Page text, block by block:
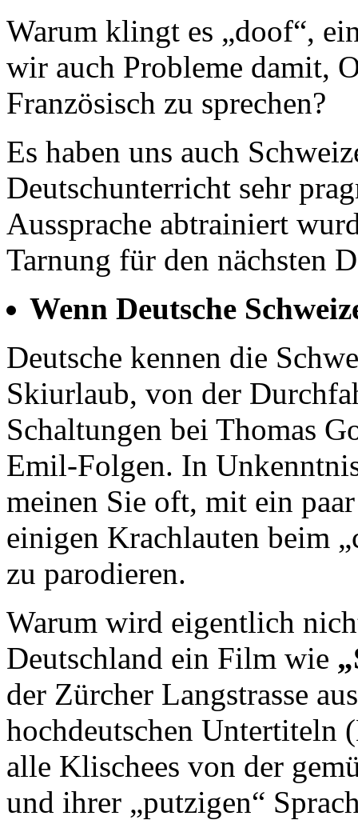
Warum klingt es „doof“,
wir auch Probleme damit,
Französisch zu sprechen?
Es haben uns auch
Deutschunterricht sehr
Aussprache abtrainiert
Tarnung für den nächsten
Wenn Deutsche
Deutsche kennen die
Skiurlaub, von der
Schaltungen bei Thomas
Emil-Folgen. In
meinen Sie oft, mit ein
einigen Krachlauten beim
zu parodieren.
Warum wird eigentlich
Deutschland ein Film wie
der Zürcher Langstrasse
hochdeutschen Untertiteln
alle Klischees von der
und ihrer „putzigen“